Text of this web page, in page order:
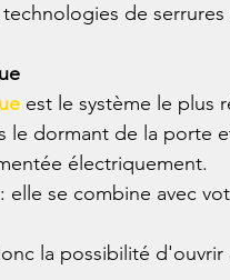
de
est le système le plus
le dormant de la porte
électriquement.
elle se combine avec
la possibilité